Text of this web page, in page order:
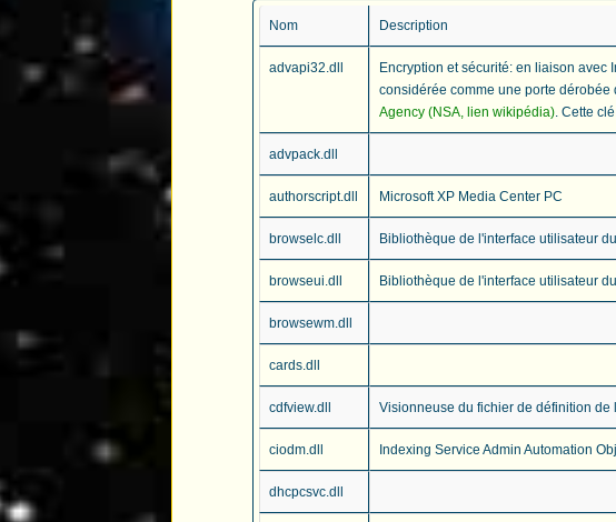
Nom Description
advapi32.dll Encryption et sécurité: en liaison avec
considérée comme une porte dérobée
Agency (NSA, lien wikipédia). Cette
advpack.dll
authorscript.dll Microsoft XP Media Center PC
browselc.dll Bibliothèque de l'interface utilisateur
browseui.dll Bibliothèque de l'interface utilisateur
browsewm.dll
cards.dll
cdfview.dll Visionneuse du fichier de définition de
ciodm.dll Indexing Service Admin Automation
dhcpcsvc.dll